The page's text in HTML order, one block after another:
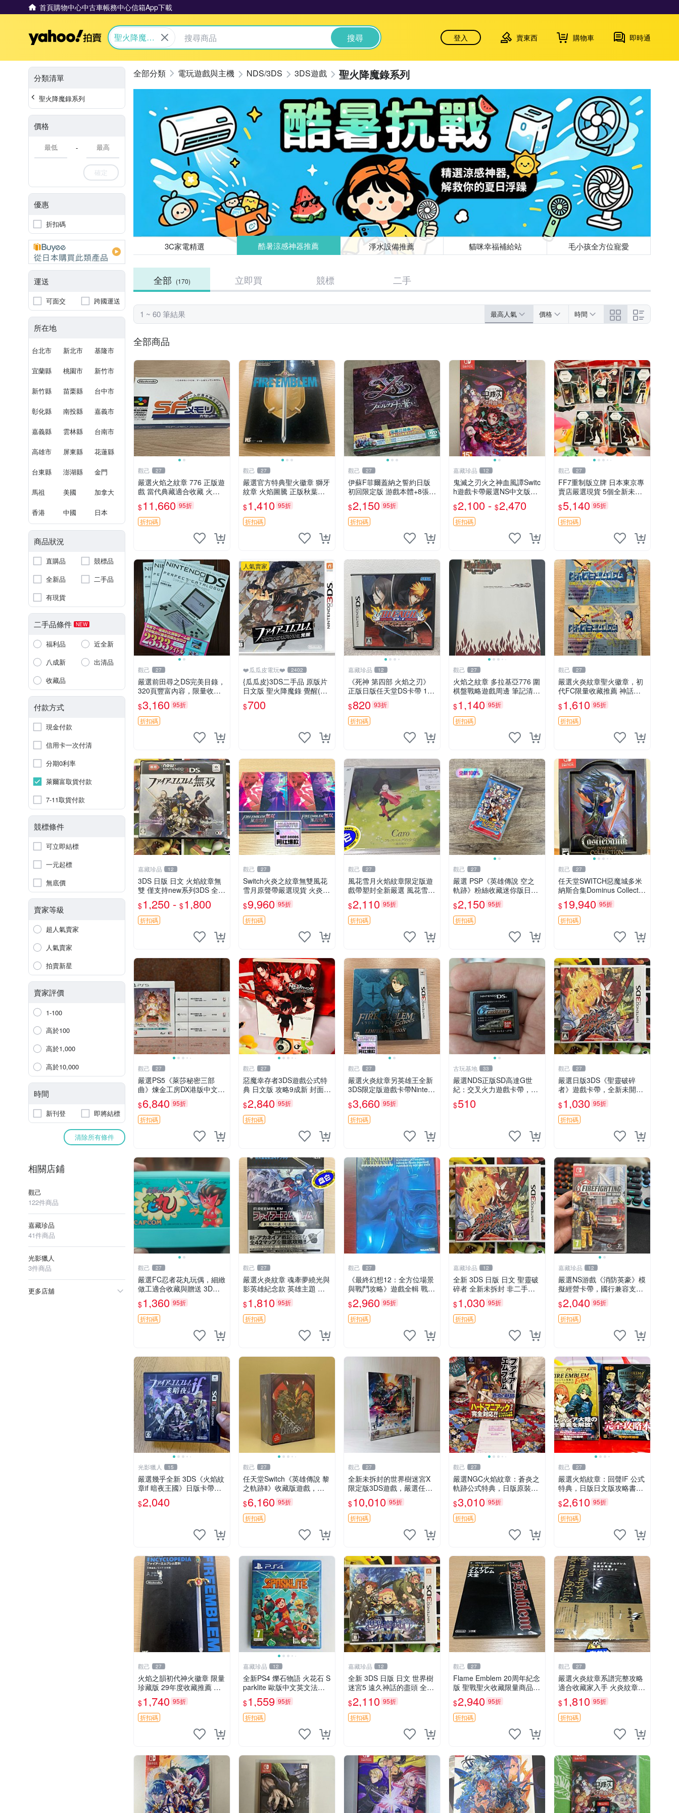
首頁購物中心中古車帳務中心信箱App下載
Yahoo拍賣
聖火降魔錄
搜尋 登入 賣東西 購物車 即時通
分類清單
聖火降魔錄系列
價格
-
確定
優惠
折扣碼
運送
可面交 跨國運送
所在地
台北市 新北市 基隆市
宜蘭縣 桃園市 新竹市
新竹縣 苗栗縣 台中市
彰化縣 南投縣 嘉義市
嘉義縣 雲林縣 台南市
高雄市 屏東縣 花蓮縣
台東縣 澎湖縣 金門
馬祖 美國 加拿大
香港 中國 日本
商品狀況
直購品
競標品
全新品
二手品
有現貨
二手品條件 NEW
福利品
近全新
八成新
出清品
收藏品
付款方式
現金付款
信用卡一次付清
分期0利率
萊爾富取貨付款
7-11取貨付款
競標條件
可立即結標
一元起標
無底價
賣家等級
超人氣賣家
人氣賣家
拍賣新星
賣家評價
1-100
高於100
高於1,000
高於10,000
時間
新刊登 即將結標
清除所有條件
相關店鋪
觀己
122件商品
嘉藏珍品
41件商品
光影獵人
3件商品
更多店舖
電玩遊戲與主機 NDS/3DS 3DS遊戲 聖火降魔錄系列
3C家電精選 酷暑涼感神器推薦 淨水設備推薦 貓咪幸福補給站 毛小孩全方位寵愛
全部 (170) 立即買 競標 二手
1 ~ 60 筆結果 最高人氣 價格 時間
全部商品
觀己 27
嚴選火焰之紋章 776 正版遊
戲 當代典藏適合收藏 火焰
之紋章 角色 典藏版
$11,660 95折
折扣碼
觀己 27
嚴選官方特典聖火徽章 獅牙
紋章 火焰圖騰 正版秋葉原
直送 聖火紋章 套裝 獅牙紋
章
$1,410 95折
折扣碼
觀己 27
伊蘇F菲爾蓋納之誓約日版
初回限定版 游戲本體+8張原
聲CD 大盒裝 憑證齊全 輕便
好運輸 F傳奇啟程 日版收藏
游戲大作
$2,150 95折
折扣碼
嘉藏珍品 12
鬼滅之刃火之神血風譚Switc
h遊戲卡帶嚴選NS中文版現
貨 鬼滅之刃 Switch 中文 游
戲卡帶 發貨快
$2,100 - $2,470
折扣碼
觀己 27
FF7重制版立牌 日本東京專
賣店嚴選現貨 5個全新未拆
封 最終幻想7重制版 立牌 日
本原裝 正品現貨 5個包快遞
$5,140 95折
折扣碼
觀己 27
嚴選前田尋之DS完美目錄，
320頁豐富內容，限量收藏
佳品 時代典藏 書籍收藏 時
代典藏 書籍收藏 目錄收藏
$3,160 95折
折扣碼
人氣賣家
❤️瓜瓜皮電玩❤️ 2402
{瓜瓜皮}3DS二手品 原版片
日文版 聖火降魔錄 覺醒(遊
戲都能回收)
$700
嘉藏珍品 12
《死神 第四部 火焰之刃》
正版日版任天堂DS卡帶 1
張，同時購第二張起可減
張， 成色如圖，原相機拍
攝，一卡一拍，因相機，光
線環境等因素，成色可能與
$820 93折
折扣碼
觀己 27
火焰之紋章 多拉基亞776 圍
棋盤戰略遊戲周邊 筆記清晰
圖像精美 指揮官收藏 圍棋
盤 圍棋子 火焰之紋章
$1,140 95折
折扣碼
觀己 27
嚴選火炎紋章聖火徽章，初
代FC限量收藏推薦 神話火
Emblem 2DM 再現經典 動
漫 魔王 紅色火焰
$1,610 95折
折扣碼
嘉藏珍品 12
3DS 日版 日文 火焰紋章無
雙 僅支持new系列3DS 全新
二手都有 現貨
$1,250 - $1,800
折扣碼
觀己 27
Switch火炎之紋章無雙風花
雪月原聲帶嚴選現貨 火炎之
紋章 Switch 原聲帶 歌曲 O
ST
$9,960 95折
折扣碼
觀己 27
風花雪月火焰紋章限定版遊
戲帶塑封全新嚴選 風花雪月
火焰紋章 限定版
$2,110 95折
折扣碼
觀己 27
嚴選 PSP《英雄傳說 空之
軌跡》粉絲收藏迷你版日版
初回 測試卡 新品未開封 軨
跡系列 收藏版 未拆封
$2,150 95折
折扣碼
觀己 27
任天堂SWITCH惡魔城多米
納斯合集Dominus Collectio
n LRG典藏版 美版 全新未
拆 包裝完好 限量珍藏 電玩
遊戲 卡片 收藏品 游樂
$19,940 95折
折扣碼
觀己 27
嚴選PS5《萊莎秘密三部
曲》煉金工房DX港版中文全
新未拆封遊戲三部曲內容：
常暗女王與秘密藏身處 DX
遺失傳說與秘密妖精 DX 合
集 煉金工房 測試 版
$6,840 95折
折扣碼
觀己 27
惡魔幸存者3DS遊戲公式特
典 日文版 攻略9成新 封面有
輕微損傷 女神異聞錄 惡魔
幸存者 3ds 游戲 特典 新收
藏
$2,840 95折
折扣碼
觀己 27
嚴選火炎紋章另英雄王全新
3DS限定版遊戲卡帶Nintend
o Switch遊戲 火炎紋章 英雄
王 Nintendo 3DS 卡帶 游戲
英雄王火炎紋章
$3,660 95折
折扣碼
古玩基地 33
嚴選NDS正版SD高達G世
紀：交叉火力遊戲卡帶，支
援3DS輕鬆遊玩。 世紀機甲
機動武裝 可用卡帶
$510
觀己 27
嚴選日版3DS《聖靈破碎
者》遊戲卡帶，全新未開封
直送 聖靈破碎者 3DS 新遊
戲 游戲卡帶
$1,030 95折
折扣碼
觀己 27
嚴選FC忍者花丸玩偶，細緻
做工適合收藏與贈送 3D打
印 遊樂 玩具
$1,360 95折
折扣碼
觀己 27
嚴選火炎紋章 魂牽夢繞光與
影英雄紀念款 英雄主題 火
炎紋章 武器收藏
$1,810 95折
折扣碼
觀己 27
《最終幻想12：全方位場景
與戰鬥攻略》遊戲全輯 戰略
遊戲 攻略書 全景解析
$2,960 95折
折扣碼
嘉藏珍品 12
全新 3DS 日版 日文 聖靈破
碎者 全新未拆封 非二手封
$1,030 95折
折扣碼
嘉藏珍品 12
嚴選NS游戲《消防英豪》模
擬經營卡帶，國行兼容支持
中文顯示，全新未拆封直
送！消防模擬游戲推薦收藏
消防模擬 游戲卡帶 Switch
游戲
$2,040 95折
折扣碼
光影獵人 15
嚴選幾乎全新 3DS《火焰紋
章if 暗夜王國》日版卡帶，
附原裝盒子保存極佳，卡帶
乾淨無刮痕，讀取正常即插
$2,040
觀己 27
任天堂Switch《英雄傳說 黎
之軌跡Ⅱ》收藏版遊戲，英
文原裝全新未開包 Daybrea
k 2 收藏版 游戲機臺
$6,160 95折
折扣碼
觀己 27
全新未拆封的世界樹迷宮X
限定版3DS遊戲，嚴選任天
堂現貨 世界樹迷宮 X 限定
版本 游戲 任天堂 3ds
$10,010 95折
折扣碼
觀己 27
嚴選NGC火焰紋章：蒼炎之
軌跡公式特典，日版原裝帶
側邊函套，保存極佳95成新
蒼炎之軌跡 公式特典 NGC
日版
$3,010 95折
折扣碼
觀己 27
嚴選火焰紋章：回聲IF 公式
特典，日版日文版攻略書腰
遊戲，95成新手辦收藏推薦
火焰紋章 時代典藏 游戲本
體
$2,610 95折
折扣碼
觀己 27
火焰之韻初代神火徽章 限量
珍藏版 29年度收藏推薦 聖
火徽章 測試特典 初代電玩
$1,740 95折
折扣碼
嘉藏珍品 12
全新PS4 爍石物語 火花石 S
parklite 歐版中文英文法文
德文 【支持PSPS5】 【原
裝正版 實體游戲】 【歐版
支持中文，英文，法文（法
國）
$1,559 95折
折扣碼
嘉藏珍品 12
全新 3DS 日版 日文 世界樹
迷宮5 遠久神話的盡頭 全新
未拆封 非二手封裝
$2,110 95折
折扣碼
觀己 27
Flame Emblem 20周年紀念
版 聖戰聖火收藏限量商品
火焰 國產 再現版
$2,940 95折
折扣碼
觀己 27
嚴選火炎紋章系譜完整攻略
適合收藏家入手 火炎紋章
系譜 攻略
$1,810 95折
折扣碼